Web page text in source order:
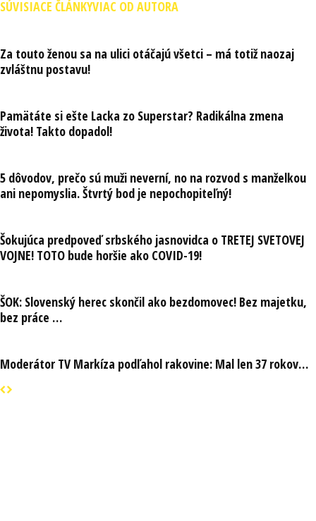
SÚVISIACE ČLÁNKYVIAC OD AUTORA
Za touto ženou sa na ulici otáčajú všetci – má totiž naozaj
zvláštnu postavu!
Pamätáte si ešte Lacka zo Superstar? Radikálna zmena
života! Takto dopadol!
5 dôvodov, prečo sú muži neverní, no na rozvod s manželkou
ani nepomyslia. Štvrtý bod je nepochopiteľný!
Šokujúca predpoveď srbského jasnovidca o TRETEJ SVETOVEJ
VOJNE! TOTO bude horšie ako COVID-19!
ŠOK: Slovenský herec skončil ako bezdomovec! Bez majetku,
bez práce …
Moderátor TV Markíza podľahol rakovine: Mal len 37 rokov…